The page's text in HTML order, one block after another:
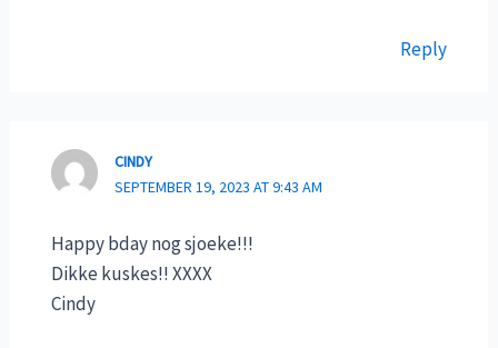
Reply
CINDY
SEPTEMBER 19, 2023 AT 9:43 AM
Happy bday nog sjoeke!!!
Dikke kuskes!! XXXX
Cindy